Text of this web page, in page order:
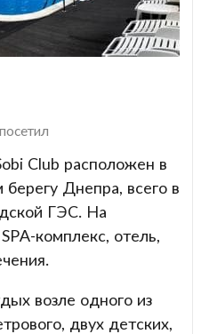
Club расположен в
Днепра, всего в
ГЭС. На
комплекс, отель,
возле одного из
двух детских,